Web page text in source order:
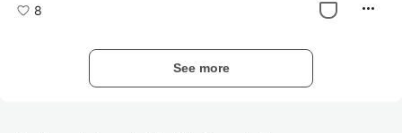
8 more_horiz
See more